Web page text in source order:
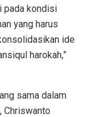
pada kondisi
yang harus
ide
harokah,”
sama dalam
Chriswanto